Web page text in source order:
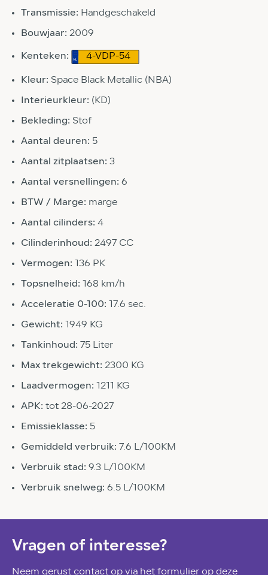
Transmissie: Handgeschakeld
Bouwjaar: 2009
Kenteken: 4-VDP-54
Kleur: Space Black Metallic (NBA)
Interieurkleur: (KD)
Bekleding: Stof
Aantal deuren: 5
Aantal zitplaatsen: 3
Aantal versnellingen: 6
BTW / Marge: marge
Aantal cilinders: 4
Cilinderinhoud: 2497 CC
Vermogen: 136 PK
Topsnelheid: 168 km/h
Acceleratie 0-100: 17.6 sec.
Gewicht: 1949 KG
Tankinhoud: 75 Liter
Max trekgewicht: 2300 KG
Laadvermogen: 1211 KG
APK: tot 28-06-2027
Emissieklasse: 5
Gemiddeld verbruik: 7.6 L/100KM
Verbruik stad: 9.3 L/100KM
Verbruik snelweg: 6.5 L/100KM
Vragen of interesse?
Neem gerust contact op via het formulier op deze